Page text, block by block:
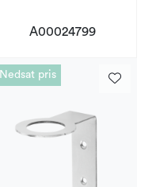
A00024799
Nedsat pris